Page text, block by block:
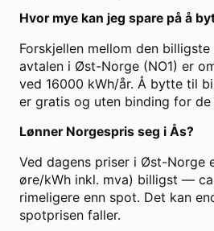
Hvor mye kan jeg spare på å
Forskjellen mellom den
avtalen i Øst-Norge (NO1) er
ved 16000 kWh/år. Å bytte til
er gratis og uten binding for
Lønner Norgespris seg i Ås?
Ved dagens priser i Øst-Norge
øre/kWh inkl. mva) billigst —
rimeligere enn spot. Det kan
spotprisen faller.